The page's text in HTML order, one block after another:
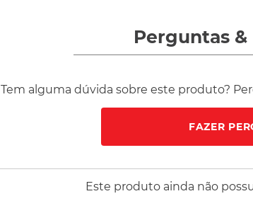
Perguntas &
Tem alguma dúvida sobre este produto?
FAZER
Este produto ainda não